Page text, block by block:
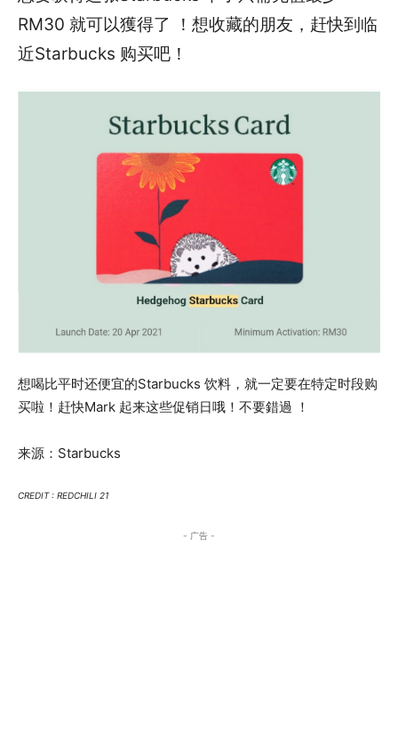
RM30 就可以獲得了 ！想收藏的朋友，赶快到临
近Starbucks 购买吧！
想喝比平时还便宜的Starbucks 饮料，就一定要在特定时段购
买啦！赶快Mark 起来这些促销日哦！不要錯過 ！
来源：Starbucks
CREDIT : REDCHILI 21
- 广告 -